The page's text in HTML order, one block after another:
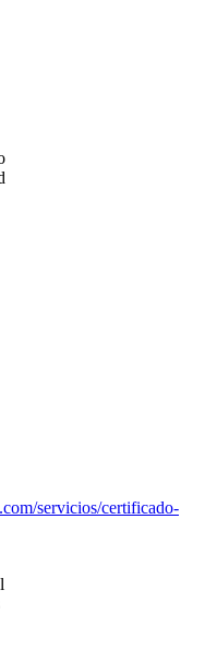
servicios/certificado-